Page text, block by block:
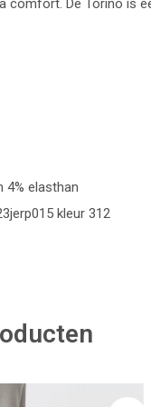
comfort. De Torino is
4% elasthan
kleur 312